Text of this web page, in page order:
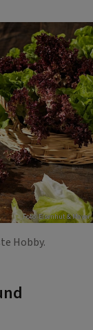
Foto: Eisenhut & Mayer
Hobby.